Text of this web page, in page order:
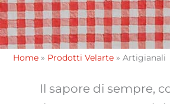
Home » Prodotti Velarte »Artigianali
Il sapore di sempre,